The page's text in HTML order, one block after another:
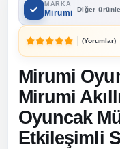
MARKA
Mirumi Diğer
(Yorumlar)
Mirumi
Mirumi
Oyuncak
Etkileşimli